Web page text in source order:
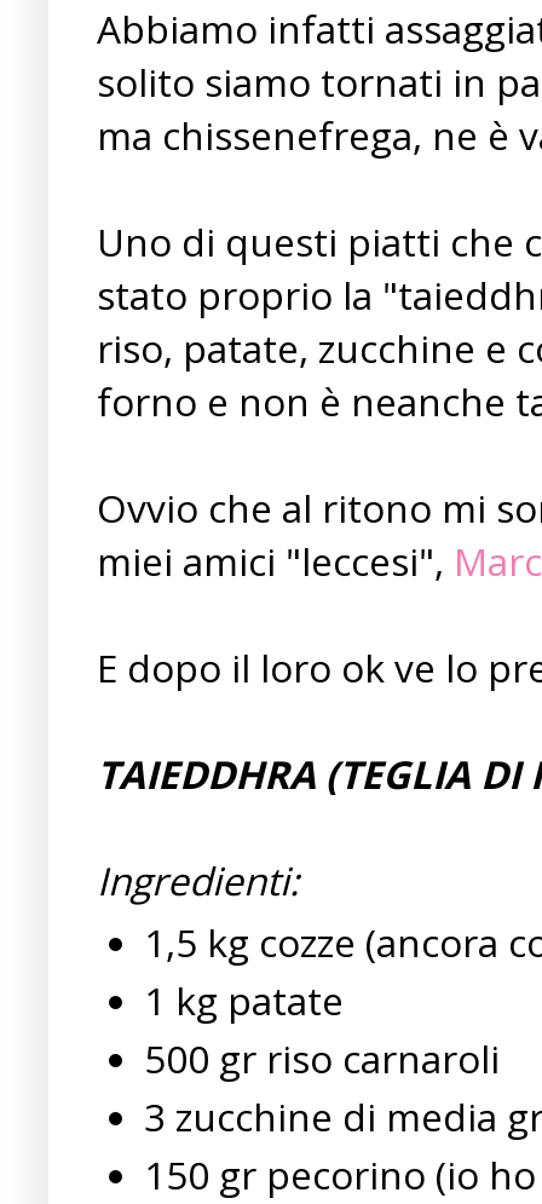
Abbiamo infatti
solito siamo tornati in
ma chissenefrega, ne è
Uno di questi piatti che
stato proprio la
riso, patate, zucchine e
forno e non è neanche
Ovvio che al ritono mi
miei amici "leccesi",
E dopo il loro ok ve lo
TAIEDDHRA (TEGLIA DI
Ingredienti:
1,5 kg cozze (ancora
1 kg patate
500 gr riso carnaroli
3 zucchine di media
150 gr pecorino (io